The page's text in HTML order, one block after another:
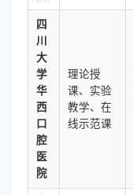
四
川
大
学
华
西
口
腔
医
院
理论授
课、实验
教学、在
线示范课